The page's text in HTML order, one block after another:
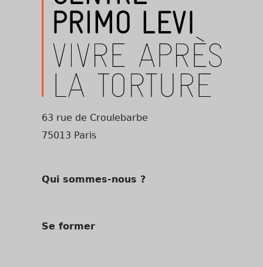
63 rue de Croulebarbe
75013 Paris
Qui sommes-nous ?
Se former